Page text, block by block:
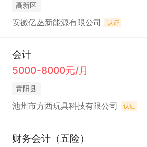
高新区
安徽亿丛新能源有限公司 认证
会计
5000-8000元/月
青阳县
池州市方西玩具科技有限公司 认证
财务会计（五险）